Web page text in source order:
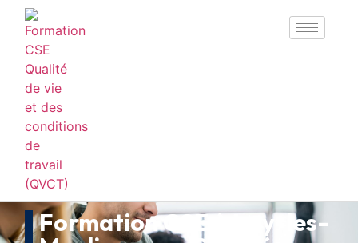
Formation CSE à Issy-les-